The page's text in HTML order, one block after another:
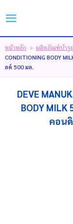
LOGIN
MY
หน้าหลัก
ขั้นตอนการสั่งซื้อ
หน้าหลัก > ผลิตภัณฑ์บำรุง
CONDITIONING BODY
ลค์ 500 มล.
DEVE
BODY
คอน